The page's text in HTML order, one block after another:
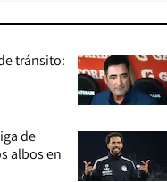
tránsito:
de
albos en